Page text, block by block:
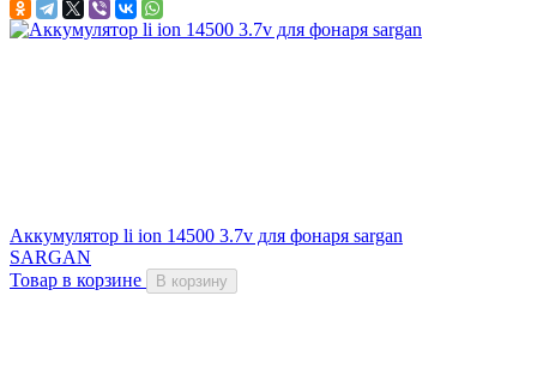
Аккумулятор li ion 14500 3.7v для фонаря sargan
SARGAN
Товар в корзине
В корзину